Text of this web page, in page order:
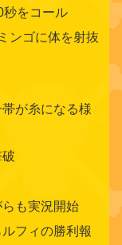
をコール
ンゴに体を射抜
が糸になる様
も実況開始
フィの勝利報